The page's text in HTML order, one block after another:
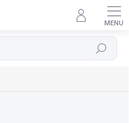
Hľadať